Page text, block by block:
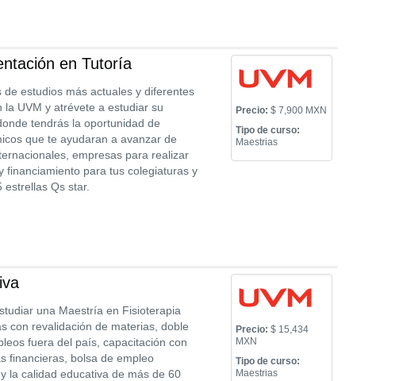
en Tutoría
estudios más actuales y diferentes
UVM y atrévete a estudiar su
tendrás la oportunidad de
que te ayudaran a avanzar de
empresas para realizar
financiamiento para tus colegiaturas y
Qs star.
Precio: $ 7,900 MXN
Tipo de curso:
Maestrias
una Maestría en Fisioterapia
con revalidación de materias, doble
fuera del país, capacitación con
financieras, bolsa de empleo
la calidad educativa de más de 60
Precio: $ 15,434
MXN
Tipo de curso:
Maestrias